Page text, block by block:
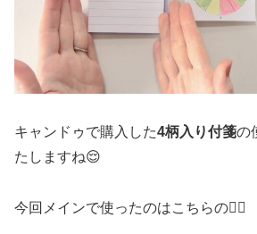
キャンドゥで購入した4柄入り付箋の
たしますね😌
今回メインで使ったのはこちらの👇🏻